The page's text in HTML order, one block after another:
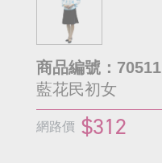
商品編號：70511
藍花民初女
網路價 $312